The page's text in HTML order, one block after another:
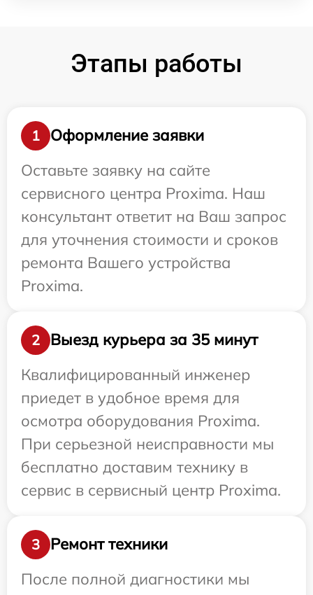
Этапы работы
1
Оформление заявки
Оставьте заявку на сайте
сервисного центра Proxima. Наш
консультант ответит на Ваш запрос
для уточнения стоимости и сроков
ремонта Вашего устройства
Proxima.
2
Выезд курьера за 35 минут
Квалифицированный инженер
приедет в удобное время для
осмотра оборудования Proxima.
При серьезной неисправности мы
бесплатно доставим технику в
сервис в сервисный центр Proxima.
3
Ремонт техники
После полной диагностики мы